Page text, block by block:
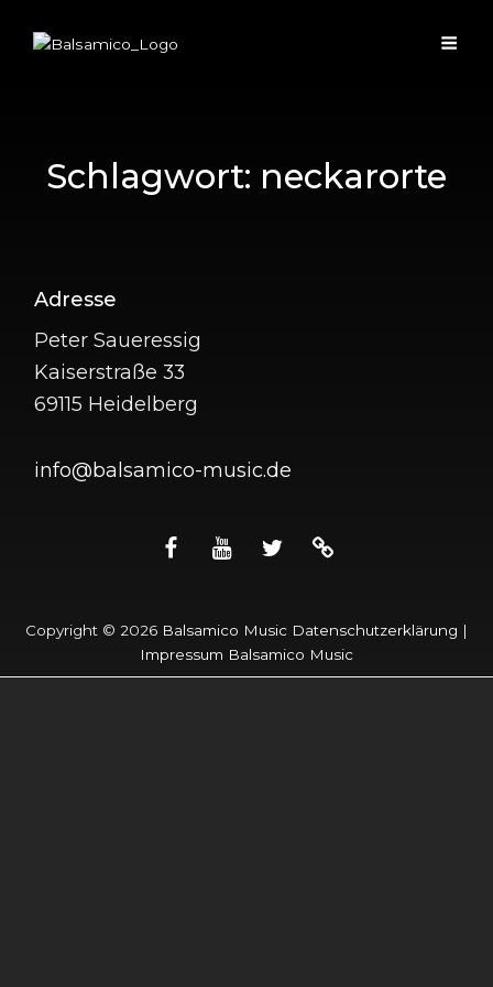
Schlagwort: neckarorte
BALSAMICO Live @
Nachmittagskonzert am Neckarort Römerbad:
Adresse
Peter Saueressig
Kaiserstraße 33
69115 Heidelberg
info@balsamico-music.de
facebookyoutubetwitterapple
Copyright © 2026 Balsamico Music Datenschutzerklärung |
Impressum Balsamico Music